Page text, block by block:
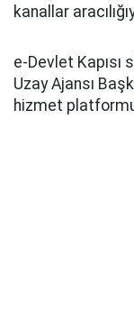
kanallar
e-Devlet
Uzay Ajansı
hizmet